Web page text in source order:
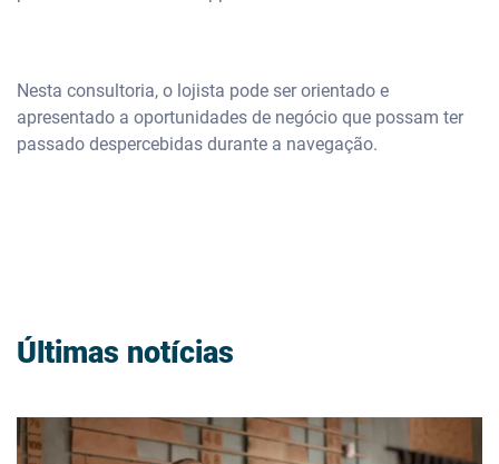
Nesta consultoria, o lojista pode ser orientado e
apresentado a oportunidades de negócio que possam ter
passado despercebidas durante a navegação.
Últimas notícias